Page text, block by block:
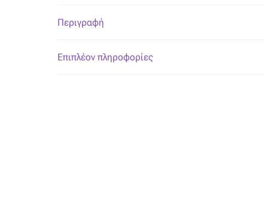
Περιγραφή
Επιπλέον πληροφορίες